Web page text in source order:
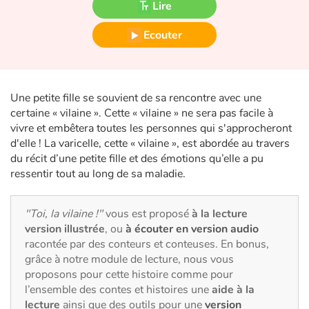
Fable, mythe, littérature et poésie
Princesses et princes, rois, reines et dragons
Héroïnes et héros
Écologie, nature, saisons
Les animaux
Voyage, épopée, enquête, aventure
Autour du monde
Apprentissage
Lire
Ecouter
Une petite fille se souvient de sa rencontre avec une
certaine « vilaine ». Cette « vilaine » ne sera pas facile à
vivre et embêtera toutes les personnes qui s'approcheront
d'elle ! La varicelle, cette « vilaine », est abordée au travers
du récit d’une petite fille et des émotions qu’elle a pu
ressentir tout au long de sa maladie.
"Toi, la vilaine !"vous est proposéà la lecture
version illustrée, ou à écouter en version audio
racontée par des conteurs et conteuses. En bonus,
grâce à notre module de lecture, nous vous
proposons pour cette histoire comme pour
l’ensemble des contes et histoires uneaide à la
lecture ainsi que des outils pour uneversion